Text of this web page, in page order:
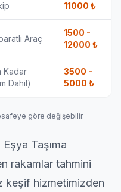
11000 ₺
Araç
1500 -
12000 ₺
Kadar
Dahil)
3500 -
5000 ₺
göre değişebilir.
Eşya Taşıma
rakamlar tahmini
keşif hizmetimizden